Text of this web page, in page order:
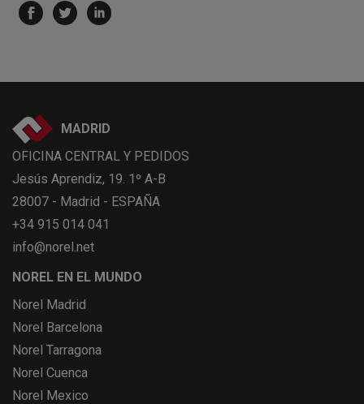
MADRID
OFICINA CENTRAL Y PEDIDOS
Jesús Aprendiz, 19. 1º A-B
28007 - Madrid - ESPAÑA
+34 915 014 041
info@norel.net
NOREL EN EL MUNDO
Norel Madrid
Norel Barcelona
Norel Tarragona
Norel Cuenca
Norel Mexico